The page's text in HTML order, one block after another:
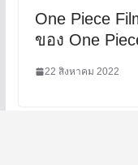
One Piece
ของ One
22 สิงหาคม 2022